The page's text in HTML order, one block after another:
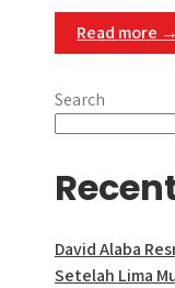
Read more →
Search
David Alaba
Setelah Lima